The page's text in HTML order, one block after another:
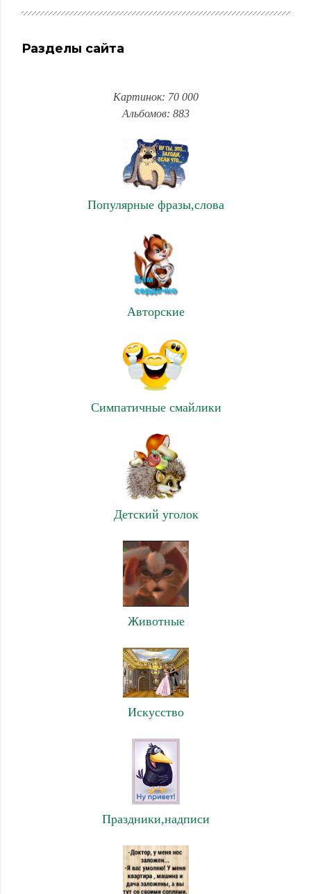
Разделы сайта
Картинок: 70 000
Альбомов: 883
Популярные фразы,слова
Авторские
Симпатичные смайлики
Детский уголок
Животные
Искусство
Праздники,надписи